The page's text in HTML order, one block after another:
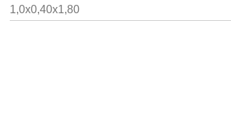
1,0x0,40x1,80